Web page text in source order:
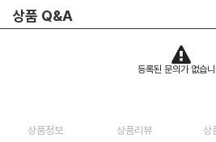
상품 Q&A
등록된 문의가 없습
상품정보 상품리뷰 상